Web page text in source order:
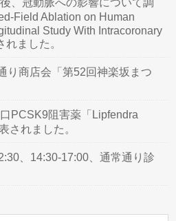
、冠動脈への影響について調
Field Ablation on Human
Study With Intracoronary
れました。
り商店会「第52回神楽坂まつ
PCSK9阻害薬「Lipfendra
されました。
、14:30-17:00、通常通り診